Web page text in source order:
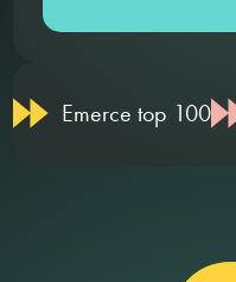
Emerce top 100